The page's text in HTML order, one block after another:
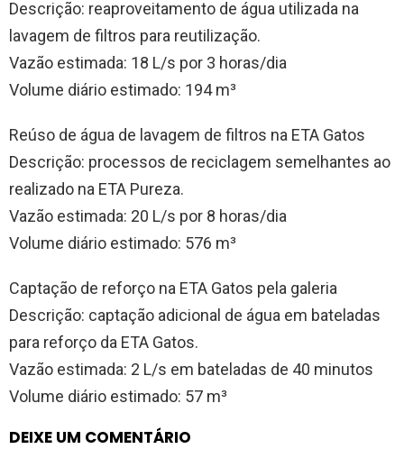
Descrição: reaproveitamento de água utilizada na
lavagem de filtros para reutilização.
Vazão estimada: 18 L/s por 3 horas/dia
Volume diário estimado: 194 m³
Reúso de água de lavagem de filtros na ETA Gatos
Descrição: processos de reciclagem semelhantes ao
realizado na ETA Pureza.
Vazão estimada: 20 L/s por 8 horas/dia
Volume diário estimado: 576 m³
Captação de reforço na ETA Gatos pela galeria
Descrição: captação adicional de água em bateladas
para reforço da ETA Gatos.
Vazão estimada: 2 L/s em bateladas de 40 minutos
Volume diário estimado: 57 m³
DEIXE UM COMENTÁRIO